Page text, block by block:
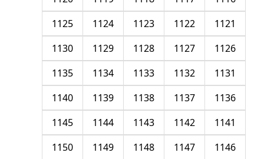
1121
1122
1123
1124
1125
1126
1127
1128
1129
1130
1131
1132
1133
1134
1135
1136
1137
1138
1139
1140
1141
1142
1143
1144
1145
1146
1147
1148
1149
1150